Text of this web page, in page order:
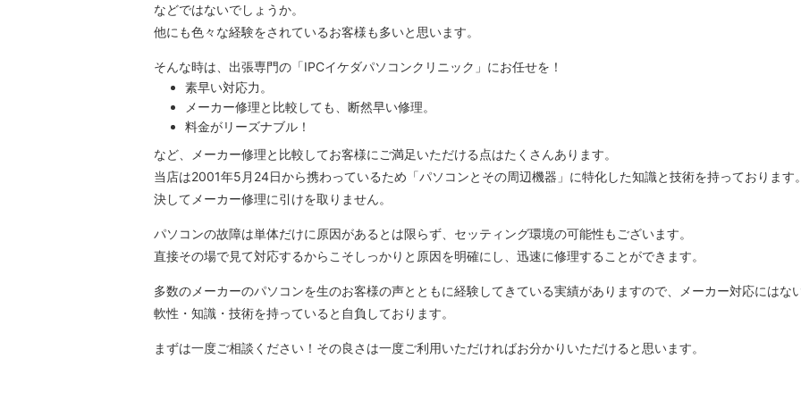
などではないでしょうか。
他にも色々な経験をされているお客様も多いと思います。
そんな時は、出張専門の「IPCイケダパソコンクリニック」にお任せを！
素早い対応力。
メーカー修理と比較しても、断然早い修理。
料金がリーズナブル！
など、メーカー修理と比較してお客様にご満足いただける点はたくさんあります。
当店は2001年5月24日から携わっているため「パソコンとその周辺機器」に特化した知識と技術を持っております
決してメーカー修理に引けを取りません。
パソコンの故障は単体だけに原因があるとは限らず、セッティング環境の可能性もございます。
直接その場で見て対応するからこそしっかりと原因を明確にし、迅速に修理することができます。
多数のメーカーのパソコンを生のお客様の声とともに経験してきている実績がありますので、メーカー対応にはな
軟性・知識・技術を持っていると自負しております。
まずは一度ご相談ください！その良さは一度ご利用いただければお分かりいただけると思います。